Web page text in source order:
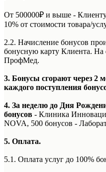
От 500000₽ и выше -
10% от стоимости товара/
2.2. Начисление бонусов
бонусную карту Клиента. На
ПрофМед.
3. Бонусы сгорают через 2
каждого поступления
4. За неделю до Дня
бонусов - Клиника
NOVA, 500 бонусов -
5. Оплата.
5.1. Оплата услуг до 100%